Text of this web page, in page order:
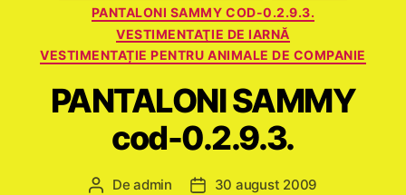
PANTALONI SAMMY COD-0.2.9.3.
VESTIMENTAŢIE DE IARNĂ
VESTIMENTAȚIE PENTRU ANIMALE DE COMPANIE
PANTALONI SAMMY
cod-0.2.9.3.
Autor
Deadmin
Dată30 august 2009